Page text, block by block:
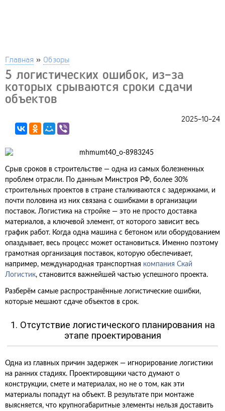
Главная » Обзоры
5 логистических ошибок, из-за
которых срываются сроки сдачи
объектов
2025-10-24
Срыв сроков в строительстве — одна из самых болезненных
проблем отрасли. По данным Минстроя РФ, более 30%
строительных проектов в стране сталкиваются с задержками, и
почти половина из них связана с ошибками в организации
поставок. Логистика на стройке — это не просто доставка
материалов, а ключевой элемент, от которого зависит весь
график работ. Когда одна машина с бетоном или оборудованием
опаздывает, весь процесс может остановиться. Именно поэтому
грамотная организация поставок, которую обеспечивает,
например, международная транспортная компания Скай
Логистик, становится важнейшей частью успешного проекта.
Разберём самые распространённые логистические ошибки,
которые мешают сдаче объектов в срок.
1. Отсутствие логистического планирования на
этапе проектирования
Одна из главных причин задержек — игнорирование логистики
на ранних стадиях. Проектировщики часто думают о
конструкции, смете и материалах, но не о том, как эти
материалы попадут на объект. В результате при монтаже
выясняется, что крупногабаритные элементы нельзя доставить